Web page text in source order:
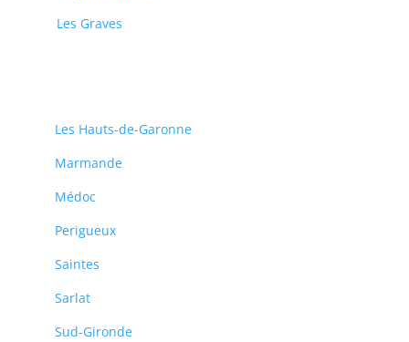
Les Graves
Les Hauts-de-Garonne
Marmande
Médoc
Perigueux
Saintes
Sarlat
Sud-Gironde